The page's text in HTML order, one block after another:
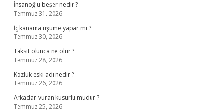
İnsanoğlu beşer nedir ?
Temmuz 31, 2026
İç kanama üşüme yapar mı ?
Temmuz 30, 2026
Taksit olunca ne olur ?
Temmuz 28, 2026
Kozluk eski adı nedir ?
Temmuz 26, 2026
Arkadan vuran kusurlu mudur ?
Temmuz 25, 2026